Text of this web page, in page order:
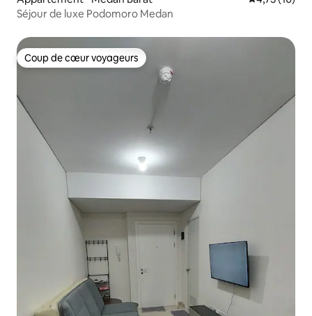
Séjour de luxe Podomoro Medan
Coup de cœur voyageurs
Coup de cœur voyageurs